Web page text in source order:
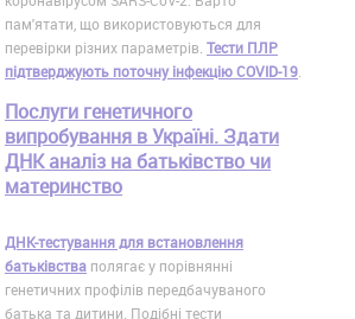
пам'ятати, що використовуються для
перевірки різних параметрів. Тести ПЛР
підтверджують поточну інфекцію COVID-19
Послуги генетичного
випробування в Україні. Здати
ДНК аналіз на батьківство чи
материнство
ДНК-тестування для встановлення
батьківства полягає у порівнянні
генетичних профілів передбачуваного
батька та дитини. Подібні тести